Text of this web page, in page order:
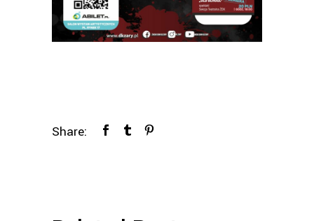
Share: